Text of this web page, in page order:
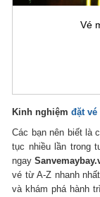
Vé
Kinh nghiệmđặt vé
Các bạn nên biết là
tục nhiều lần trong
ngay
vé từ A-Z nhanh
và khám phá hành